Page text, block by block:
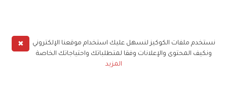
✖
نستخدم ملفات الكوكيز لنسهل عليك استخدام موقعنا الإلكتروني
ونكيف المحتوى والإعلانات وفقا لمتطلباتك واحتياجاتك الخاصة
المزيد